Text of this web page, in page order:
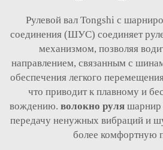
Рулевой вал Tongshi с
соединения (ШУС) соединяет
механизмом, позволяя
направлением, связанным с
обеспечения легкого
что приводит к плавному и
вождению. волокно руля шарнир
передачу ненужных вибраций и
более комфортную